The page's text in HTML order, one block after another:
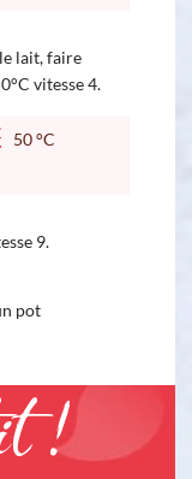
lait, faire
vitesse 4.
50 °C
9.
pot
!